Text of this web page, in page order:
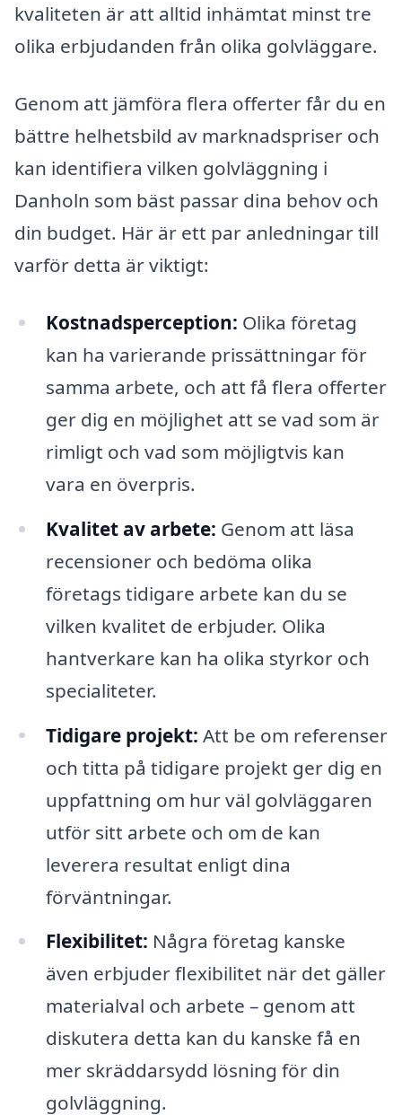
kvaliteten är att alltid inhämtat minst tre
olika erbjudanden från olika golvläggare.
Genom att jämföra flera offerter får du en
bättre helhetsbild av marknadspriser och
kan identifiera vilken golvläggning i
Danholn som bäst passar dina behov och
din budget. Här är ett par anledningar till
varför detta är viktigt:
Kostnadsperception: Olika företag
kan ha varierande prissättningar för
samma arbete, och att få flera offerter
ger dig en möjlighet att se vad som är
rimligt och vad som möjligtvis kan
vara en överpris.
Kvalitet av arbete: Genom att läsa
recensioner och bedöma olika
företags tidigare arbete kan du se
vilken kvalitet de erbjuder. Olika
hantverkare kan ha olika styrkor och
specialiteter.
Tidigare projekt: Att be om referenser
och titta på tidigare projekt ger dig en
uppfattning om hur väl golvläggaren
utför sitt arbete och om de kan
leverera resultat enligt dina
förväntningar.
Flexibilitet: Några företag kanske
även erbjuder flexibilitet när det gäller
materialval och arbete – genom att
diskutera detta kan du kanske få en
mer skräddarsydd lösning för din
golvläggning.